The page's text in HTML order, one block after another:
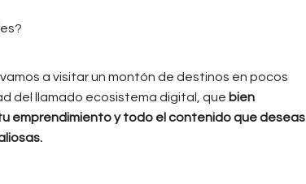
a visitar un montón de destinos en pocos
del llamado ecosistema digital, que bien
emprendimiento y todo el contenido que deseas